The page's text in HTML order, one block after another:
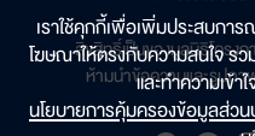
ลิขสิทธิ์เป็นของมูลนิธิโครง
ห้ามนำข้อความและรูปภ
เราใช้คุกกี้เพื่อเพิ่มประสบการ
โฆษณาให้ตรงกับความสนใจ รว
และทำความเข้า
นโยบายการคุ้มครองข้อมูลส่ว